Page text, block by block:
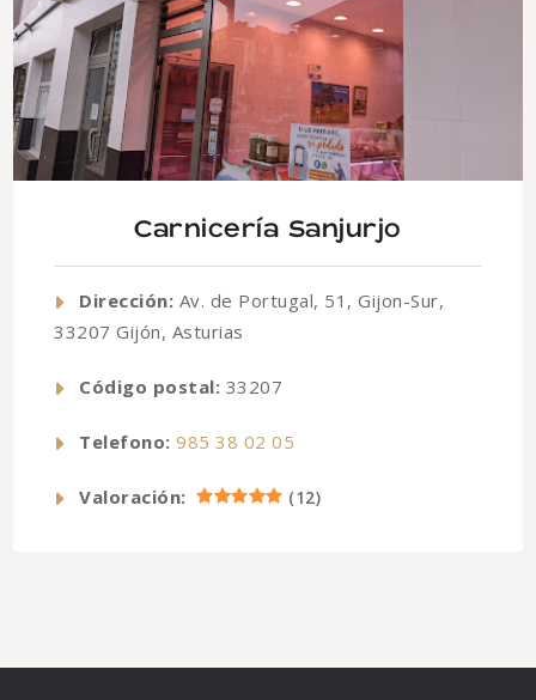
Carnicería Sanjurjo
Dirección: Av. de Portugal, 51, Gijon-Sur,
33207 Gijón, Asturias
Código postal: 33207
Telefono: 985 38 02 05
Valoración: (12)